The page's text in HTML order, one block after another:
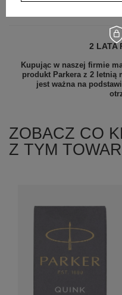
2 LATA
Kupując w naszej firmie
produkt Parkera z 2 letnią
jest ważna na
ZOBACZ CO
Z TYM